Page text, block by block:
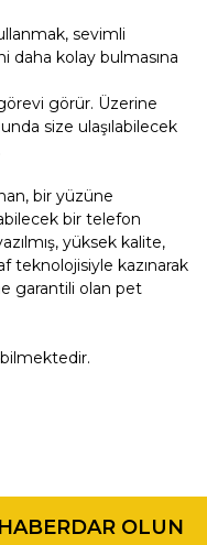
sevimli
daha kolay bulmasına
görür. Üzerine
size ulaşılabilecek
bir yüzüne
bir telefon
yüksek kalite,
teknolojisiyle kazınarak
garantili olan pet
öneri formunu
OLUN